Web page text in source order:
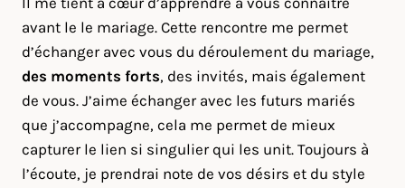
avant le le mariage. Cette rencontre me permet
d’échanger avec vous du déroulement du mariage,
des moments forts, des invités, mais également
de vous. J’aime échanger avec les futurs mariés
que j’accompagne, cela me permet de mieux
capturer le lien si singulier qui les unit. Toujours à
l’écoute, je prendrai note de vos désirs et du style